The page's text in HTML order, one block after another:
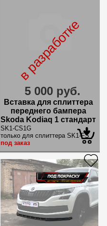
в разработке
5 000 руб.
Вставка для сплиттера
переднего бампера
Skoda Kodiaq 1 стандарт
SK1-CS1G
только для сплиттера SK1-FS2G
под заказ